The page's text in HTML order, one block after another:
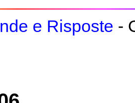
e Risposte -